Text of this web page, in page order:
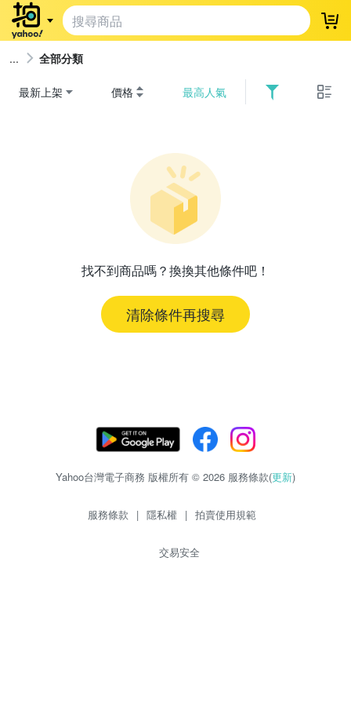
登
全部分類
最新上架 價格 最高人氣
找不到商品嗎？換換其他條件吧！
清除條件再搜尋
Yahoo台灣電子商務 版權所有 © 2026 服務條款(更新)
服務條款 | 隱私權 | 拍賣使用規範
交易安全